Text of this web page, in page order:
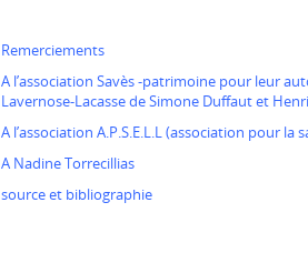
Remerciements
A l’association Savès -patrimoine pour leur
Lavernose-Lacasse de Simone Duffaut et
A l’association A.P.S.E.L.L (association pour la
A Nadine Torrecillias
source et bibliographie